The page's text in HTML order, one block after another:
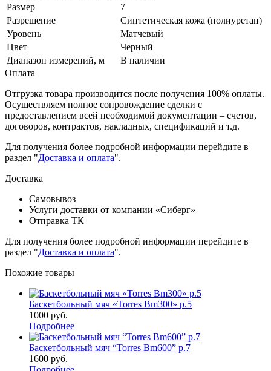
Размер
7
Разрешение
Синтетическая кожа (полиуретан)
Уровень
Матчевый
Цвет
Черный
Диапазон измерений, м
В наличии
Оплата
Отгрузка товара производится после получения 100% оплаты.
Осуществляем полное сопровождение сделки с
предоставлением всей необходимой документации – счетов,
договоров, контрактов, накладных, спецификаций и т.д.
Для получения более подробной информации перейдите в
раздел "Доставка и оплата".
Доставка
Самовывоз
Услуги доставки от компании «Сиберг»
Отправка ТК
Для получения более подробной информации перейдите в
раздел "Доставка и оплата".
Похожие товары
Баскетбольный мяч «Torres Bm300» р.5
1000 руб.
Подробнее
Баскетбольный мяч “Torres Bm600” р.7
1600 руб.